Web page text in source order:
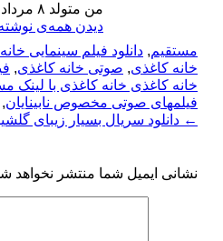
من متولد ۸ مرداد ۷۲، فارغ التحصیل رشته روانشناسی از دانشگاه آزاد ساری. راه ارتباطی، آیدی اسکایپ: reza.nazari911
دیدن همه‌ی
مستقیم, دانلود فیلم سینمایی
خانه کاغذی, صوتی خانه کاغذی,
خانه کاغذی خانه کاغذی با لینک
فیلمهای صوتی مخصوص نابینایان,
← دانلود سریال بسیار زیبای
نشانی ایمیل شما منتشر نخواهد